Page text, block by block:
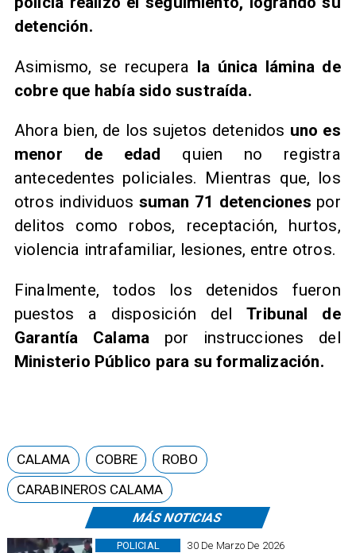
detención.
Asimismo, se recupera la única lámina de
cobre que había sido sustraída.
Ahora bien, de los sujetos detenidos uno es
menor de edad quien no registra
antecedentes policiales. Mientras que, los
otros individuos suman 71 detenciones por
delitos como robos, receptación, hurtos,
violencia intrafamiliar, lesiones, entre otros.
Finalmente, todos los detenidos fueron
puestos a disposición delTribunal de
Garantía Calama por instrucciones del
Ministerio Público para su formalización.
MÁS NOTICIAS
30 De Marzo De 2026
POLICIAL
CALAMA COBRE
ROBO
CARABINEROS CALAMA